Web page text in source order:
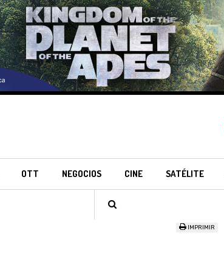
OTT NEGOCIOS CINE SATÉLITE
IMPRIMIR